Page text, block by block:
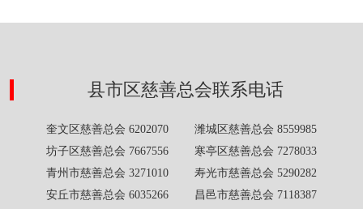
县市区慈善总会联系电话
奎文区慈善总会 6202070 潍城区慈善总会 8559985
坊子区慈善总会 7667556 寒亭区慈善总会 7278033
青州市慈善总会 3271010 寿光市慈善总会 5290282
安丘市慈善总会 6035266 昌邑市慈善总会 7118387